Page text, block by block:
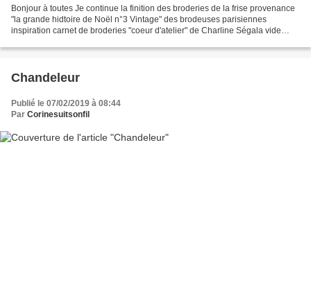
Bonjour à toutes Je continue la finition des broderies de la frise provenance
"la grande hidtoire de Noël n°3 Vintage" des brodeuses parisiennes
inspiration carnet de broderies "coeur d'atelier" de Charline Ségala vide
Chandeleur
Publié le 07/02/2019 à 08:44
Par Corinesuitsonfil